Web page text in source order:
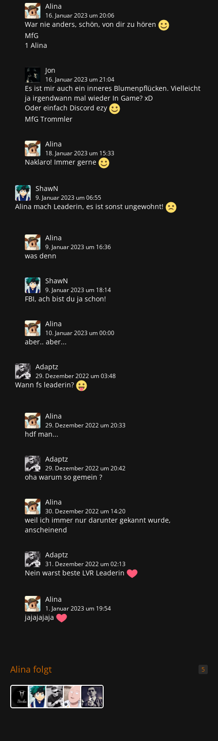
Alina
16. Januar 2023 um 20:06
War nie anders, schön, von dir zu hören
MfG
1 Alina
Jon
16. Januar 2023 um 21:04
Es ist mir auch ein inneres Blumenpflücken. Vielleicht
ja irgendwann mal wieder In Game? xD
Oder einfach Discord ezy
MfG Trommler
Alina
18. Januar 2023 um 15:33
Naklaro! Immer gerne
ShawN
9. Januar 2023 um 06:55
Alina mach Leaderin, es ist sonst ungewohnt!
Alina
9. Januar 2023 um 16:36
was denn
ShawN
9. Januar 2023 um 18:14
FBI, ach bist du ja schon!
Alina
10. Januar 2023 um 00:00
aber.. aber...
Adaptz
29. Dezember 2022 um 03:48
Wann fs leaderin?
Alina
29. Dezember 2022 um 20:33
hdf man...
Adaptz
29. Dezember 2022 um 20:42
oha warum so gemein ?
Alina
30. Dezember 2022 um 14:20
weil ich immer nur darunter gekannt wurde,
anscheinend
Adaptz
31. Dezember 2022 um 02:13
Nein warst beste LVR Leaderin
Alina
1. Januar 2023 um 19:54
jajajajaja
Alina folgt 5